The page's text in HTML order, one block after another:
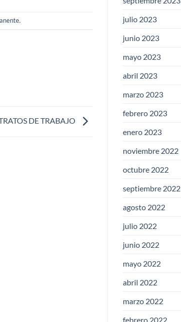
.
DE TRABAJO
julio 2023
junio 2023
mayo 2023
abril 2023
marzo 2023
febrero 2023
enero 2023
noviembre 2022
octubre 2022
septiembre 2022
agosto 2022
julio 2022
junio 2022
mayo 2022
abril 2022
marzo 2022
febrero 2022